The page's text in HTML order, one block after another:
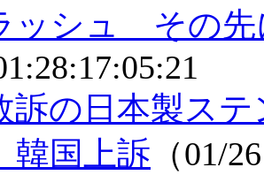
ッシュ その先
訴の日本製ス
韓国上訴 （01/